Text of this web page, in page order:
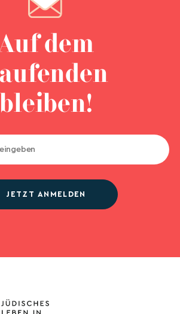
dem
bleiben!
JETZT ANMELDEN